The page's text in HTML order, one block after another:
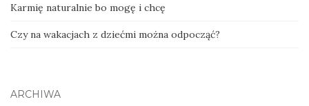
Karmię naturalnie bo mogę i chcę
Czy na wakacjach z dziećmi można odpocząć?
ARCHIWA